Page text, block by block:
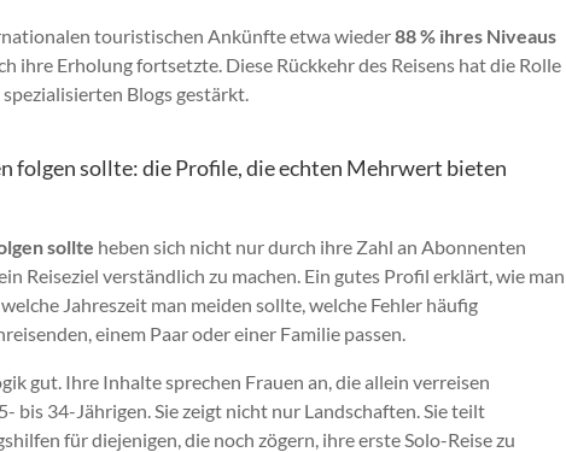
touristischen Ankünfte etwa wieder88 % ihres Niveaus
ihre Erholung fortsetzte. Diese Rückkehr des Reisens hat die Rolle
Blogs gestärkt.
folgen sollte: die Profile, die echten Mehrwert bieten
sollte heben sich nicht nur durch ihre Zahl an Abonnenten
Reiseziel verständlich zu machen. Ein gutes Profil erklärt, wie man
Jahreszeit man meiden sollte, welche Fehler häufig
einem Paar oder einer Familie passen.
gut. Ihre Inhalte sprechen Frauen an, die allein verreisen
bis 34-Jährigen. Sie zeigt nicht nur Landschaften. Sie teilt
für diejenigen, die noch zögern, ihre erste Solo-Reise zu